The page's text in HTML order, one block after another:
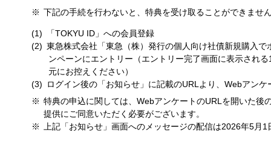
下記の手続を行わないと、特典を受け取ることができませ
「TOKYU ID」への会員登録
東急株式会社「東急（株）発行の個人向け社債新規購入で
ンペーンにエントリー（エントリー完了画面に表示され
元にお控えください）
ログイン後の「お知らせ」に記載のURLより、Webアンケ
特典の申込に関しては、WebアンケートのURLを開いた後
提供にご同意いただく必要がございます。
上記「お知らせ」画面へのメッセージの配信は2026年5月1